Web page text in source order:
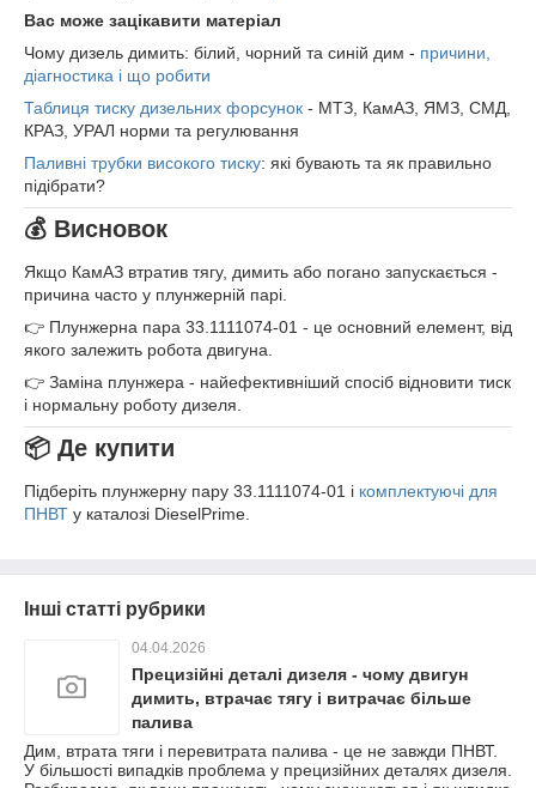
Вас може зацікавити матеріал
Чому дизель димить: білий, чорний та синій дим - причини,
діагностика і що робити
Таблиця тиску дизельних форсунок - МТЗ, КамАЗ, ЯМЗ, СМД,
КРАЗ, УРАЛ норми та регулювання
Паливні трубки високого тиску: які бувають та як правильно
підібрати?
💰 Висновок
Якщо КамАЗ втратив тягу, димить або погано запускається -
причина часто у плунжерній парі.
👉 Плунжерна пара 33.1111074-01 - це основний елемент, від
якого залежить робота двигуна.
👉 Заміна плунжера - найефективніший спосіб відновити тиск
і нормальну роботу дизеля.
📦 Де купити
Підберіть плунжерну пару 33.1111074-01 і комплектуючі для
ПНВТ у каталозі DieselPrime.
Інші статті рубрики
04.04.2026
Прецизійні деталі дизеля - чому двигун
димить, втрачає тягу і витрачає більше
палива
Дим, втрата тяги і перевитрата палива - це не завжди ПНВТ.
У більшості випадків проблема у прецизійних деталях дизеля.